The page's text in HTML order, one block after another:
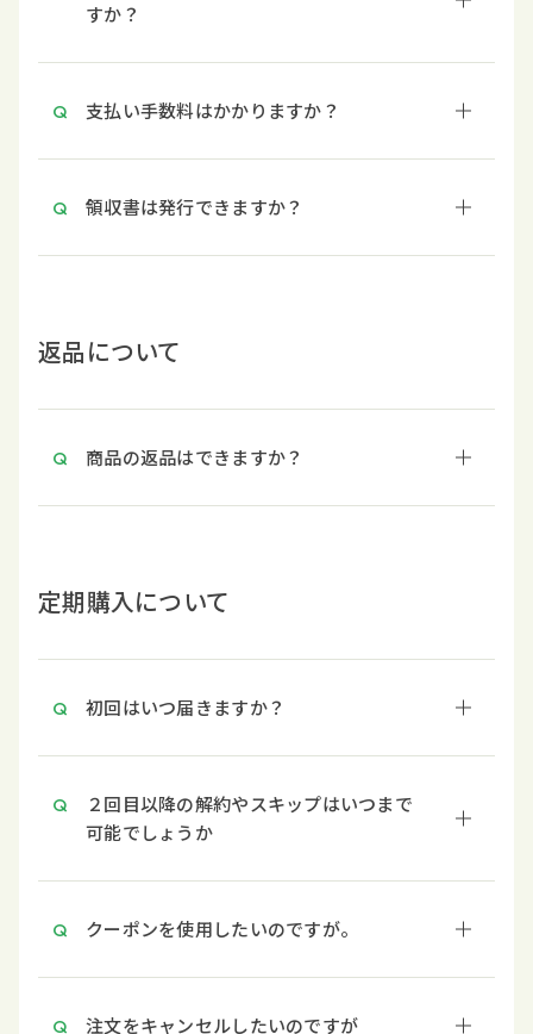
すか？
支払い手数料はかかりますか？
領収書は発行できますか？
返品について
商品の返品はできますか？
定期購入について
初回はいつ届きますか？
２回目以降の解約やスキップはいつまで
可能でしょうか
クーポンを使用したいのですが。
注文をキャンセルしたいのですが